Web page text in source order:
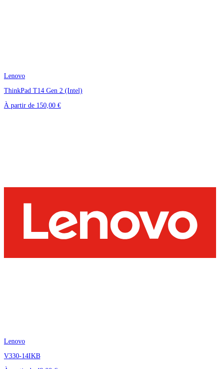
Lenovo
ThinkPad T14 Gen 2 (Intel)
À partir de 150,00 €
Lenovo
V330-14IKB